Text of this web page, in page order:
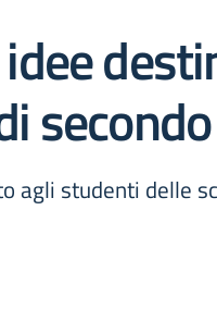
agli studenti delle